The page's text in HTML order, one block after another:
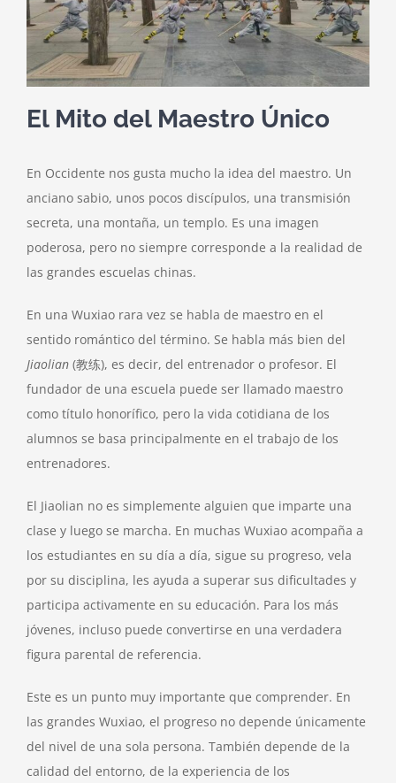
El Mito del Maestro Único
En Occidente nos gusta mucho la idea del maestro. Un
anciano sabio, unos pocos discípulos, una transmisión
secreta, una montaña, un templo. Es una imagen
poderosa, pero no siempre corresponde a la realidad de
las grandes escuelas chinas.
En una Wuxiao rara vez se habla de maestro en el
sentido romántico del término. Se habla más bien del
Jiaolian(教练), es decir, del entrenador o profesor. El
fundador de una escuela puede ser llamado maestro
como título honorífico, pero la vida cotidiana de los
alumnos se basa principalmente en el trabajo de los
entrenadores.
El Jiaolian no es simplemente alguien que imparte una
clase y luego se marcha. En muchas Wuxiao acompaña a
los estudiantes en su día a día, sigue su progreso, vela
por su disciplina, les ayuda a superar sus dificultades y
participa activamente en su educación. Para los más
jóvenes, incluso puede convertirse en una verdadera
figura parental de referencia.
Este es un punto muy importante que comprender. En
las grandes Wuxiao, el progreso no depende únicamente
del nivel de una sola persona. También depende de la
calidad del entorno, de la experiencia de los